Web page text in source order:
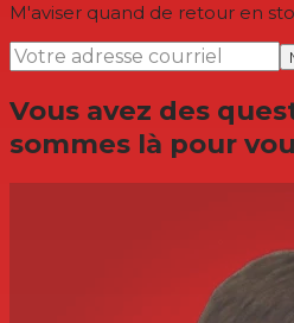
M'aviser quand de retour en
Vous avez des
sommes là pour